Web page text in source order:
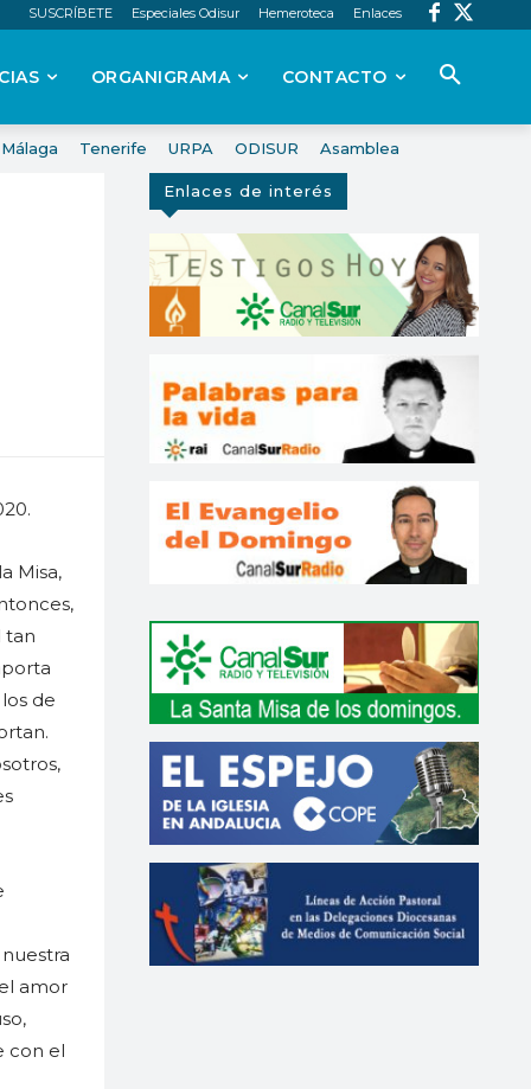
SUSCRÍBETE Especiales Odisur Hemeroteca Enlaces
ORGANIGRAMA CONTACTO
Málaga Tenerife URPA ODISUR Asamblea
Misa,
tan
de
amor
con el
Enlaces de interés